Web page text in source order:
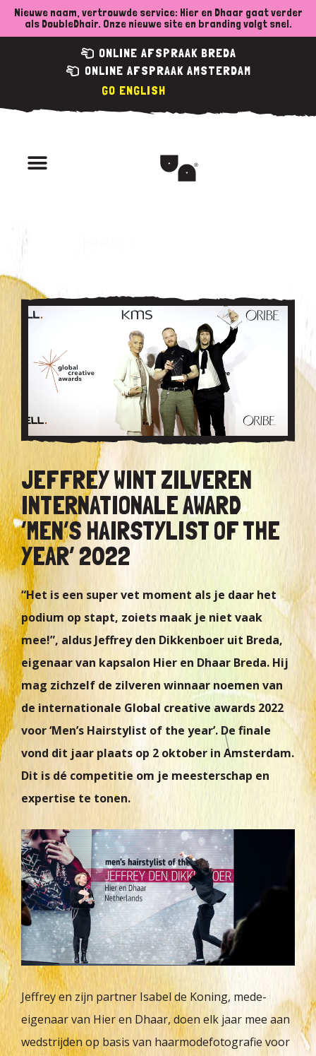
Spring
naar
Nieuwe naam, vertrouwde service: Hier en Dhaar gaat verder
als DoubleDhair. Onze nieuwe site en branding volgt snel.
ONLINE AFSPRAAK BREDA
ONLINE AFSPRAAK AMSTERDAM
ENGLISH
Menu
JEFFREY WINT ZILVEREN
INTERNATIONALE AWARD
‘MEN’S HAIRSTYLIST OF THE
YEAR’ 2022
“Het is een super vet moment als je daar het
podium op stapt, zoiets maak je niet vaak
mee!”, aldus Jeffrey den Dikkenboer uit Breda,
eigenaar van kapsalon Hier en Dhaar Breda. Hij
mag zichzelf de zilveren winnaar noemen van
de internationale Global creative awards 2022
voor ‘Men’s Hairstylist of the year’. De finale
vond dit jaar plaats op 2 oktober in Amsterdam.
Dit is dé competitie om je meesterschap en
expertise te tonen.
Jeffrey en zijn partner Isabel de Koning, mede-
eigenaar van Hier en Dhaar, doen elk jaar mee aan
wedstrijden op basis van haarmodefotografie voor